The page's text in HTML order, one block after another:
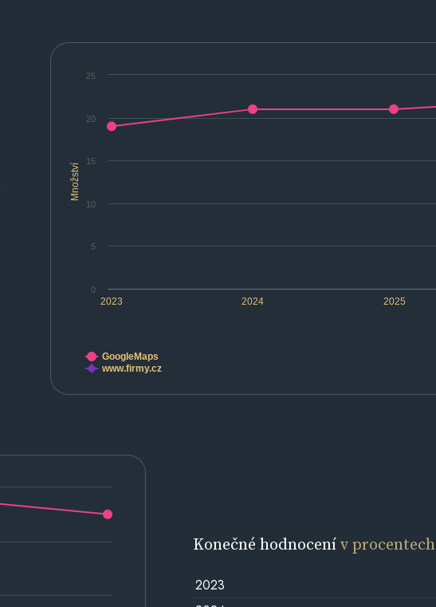
Množství
2023 2024 2025
0
5
10
15
20
25
GoogleMaps
www.firmy.cz
Konečné hodnocenív procentech
2023